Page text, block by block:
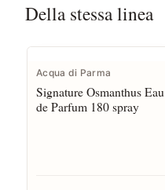
Della stessa linea
Acqua di Parma
Signature Osmanthus Eau
de Parfum 180 spray